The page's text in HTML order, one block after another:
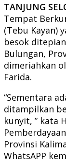
TANJUNG
Tempat
(Tebu Kayan)
besok
Bulungan,
dimeriahkan
Farida.
“Sementara
ditampilkan
kunyit, ” kata
Provinsi
WhatsAPP